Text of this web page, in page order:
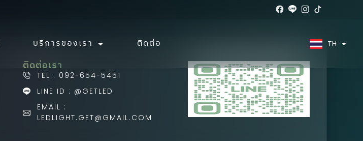
บริการของเรา ติดต่อ TH
EN
ติดต่อเรา
TEL : 092-654-5451
LINE ID : @GETLED
EMAIL :
LEDLIGHT.GET@GMAIL.COM